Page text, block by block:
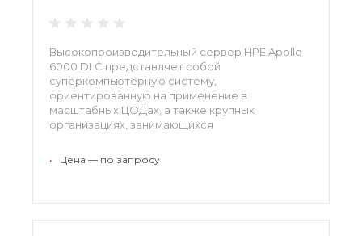
Высокопроизводительный сервер HPE Apollo
6000 DLC представляет собой
суперкомпьютерную систему,
ориентированную на применение в
масштабных ЦОДах, а также крупных
организациях, занимающихся
платформы является модульная архитектура,
• Цена — по запросу